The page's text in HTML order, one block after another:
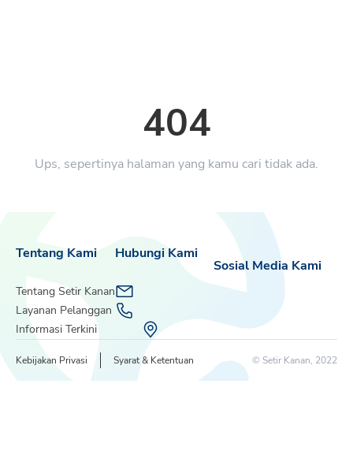
404
Ups, sepertinya halaman yang kamu cari tidak ada.
Tentang Kami
Tentang Setir Kanan
Layanan Pelanggan
Informasi Terkini
Sosial Media Kami
Hubungi Kami
Kebijakan Privasi Syarat & Ketentuan © Setir Kanan, 2022